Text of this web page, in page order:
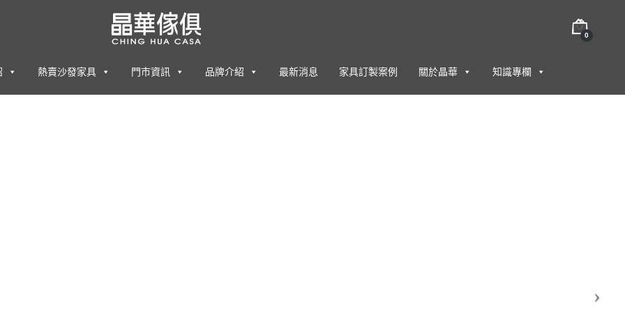
0
熱賣沙發家具 門市資訊 品牌介紹 最新消息 家具訂製案例 關於晶華 知識專欄